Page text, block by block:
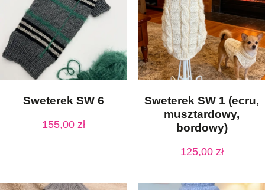
Sweterek SW 6
155,00 zł
Sweterek SW 1 (ecru,
musztardowy,
bordowy)
125,00 zł